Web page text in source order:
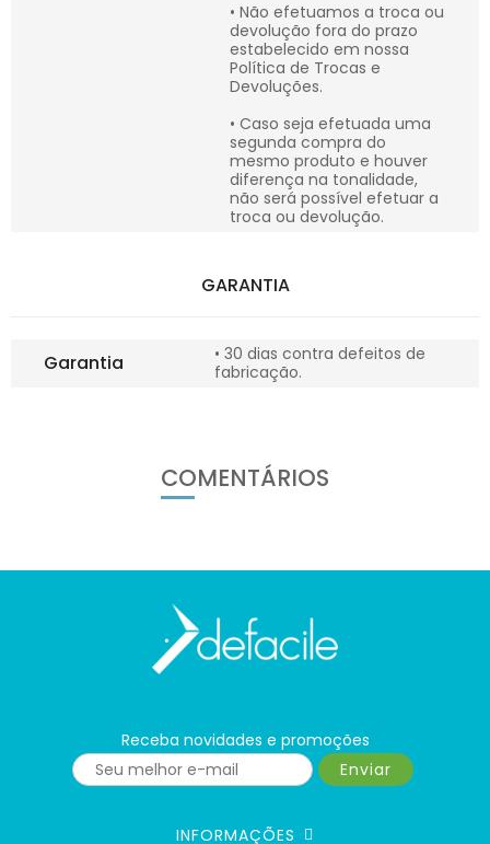
• Não efetuamos a troca ou
devolução fora do prazo
estabelecido em nossa
Política de Trocas e
Devoluções.
• Caso seja efetuada uma
segunda compra do
mesmo produto e houver
diferença na tonalidade,
não será possível efetuar a
troca ou devolução.
GARANTIA
Garantia
• 30 dias contra defeitos de
fabricação.
COMENTÁRIOS
Receba novidades e promoções
Enviar
INFORMAÇÕES